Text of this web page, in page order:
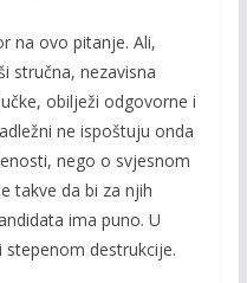
na ovo pitanje. Ali,
stručna, nezavisna
obilježi odgovorne i
ne ispoštuju onda
nego o svjesnom
takve da bi za njih
ima puno. U
stepenom destrukcije.